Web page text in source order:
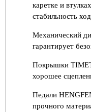
каретке и
стабильность
Механический
гарантирует
Покрышки
хорошее
Педали
прочного